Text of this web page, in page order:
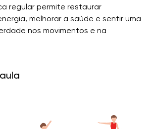
regular permite restaurar
melhorar a saúde e sentir uma
nos movimentos e na